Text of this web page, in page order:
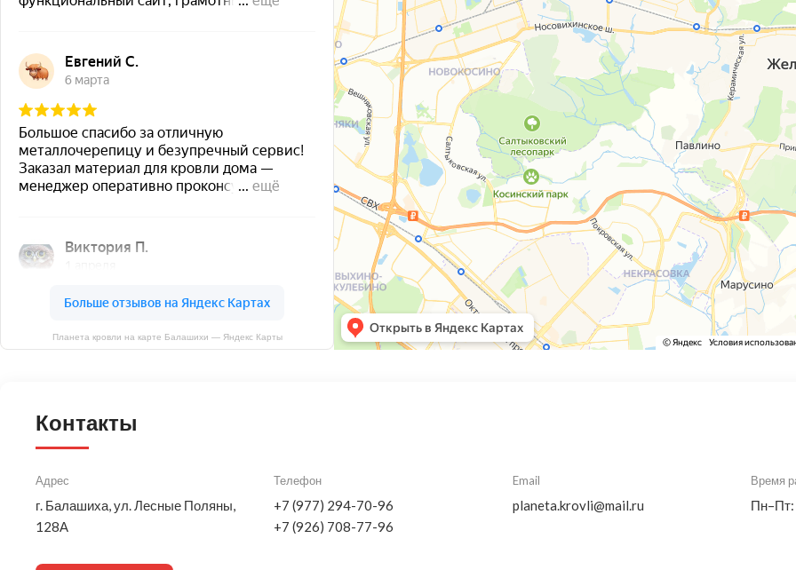
Планета кровли на карте Балашихи — Яндекс Карты
Контакты
Адрес
г. Балашиха, ул. Лесные Поляны,
128А
Телефон
+7 (977) 294-70-96
+7 (926) 708-77-96
Email
planeta.krovli@mail.ru
Время